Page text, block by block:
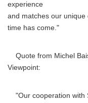
experience
and matches our
time has come."
Quote from Michel
Viewpoint:
"Our cooperation with